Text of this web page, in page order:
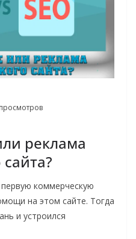
реклама
коммерческую
на этом сайте. Тогда
и устроился